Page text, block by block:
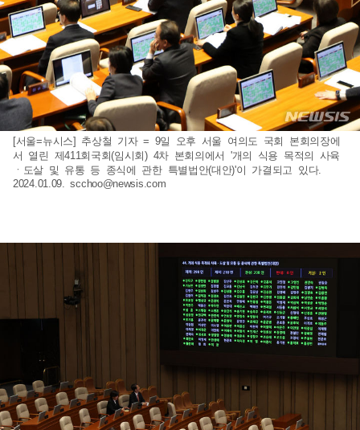
[서울=뉴시스] 추상철 기자 = 9일 오후 서울 여의도 국회 본회의장에
서 열린 제411회국회(임시회) 4차 본회의에서 '개의 식용 목적의 사육
ㆍ도살 및 유통 등 종식에 관한 특별법안(대안)'이 가결되고 있다.
2024.01.09.scchoo@newsis.com